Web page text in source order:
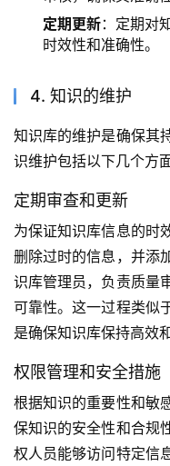
定期更新：定期对
时效性和准确性。
4. 知识的维护
知识库的维护是确保其
识维护包括以下几个方面
定期审查和更新
为保证知识库信息的时
删除过时的信息，并添
识库管理员，负责质量
可靠性。这一过程类似
是确保知识库保持高效
权限管理和安全措施
根据知识的重要性和敏
保知识的安全性和合规
权人员能够访问特定信